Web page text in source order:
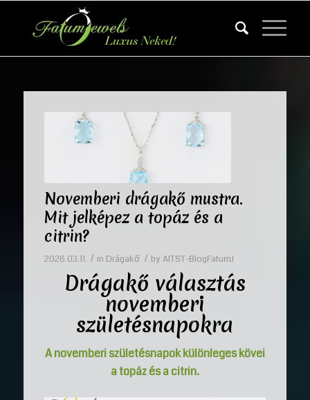
Novemberi drágakő mustra.
Mit jelképez a topáz és a
citrin?
2026.03.11. / in Drágakő / by AITST-BlogFatumJ
Drágakőválasztás
novemberi
születésnapokra
A novemberi születésnapok különleges kövei
a topáz és a citrin.